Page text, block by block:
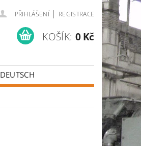
PŘIHLÁŠENÍ | REGISTRACE
KOŠÍK: 0 Kč
DEUTSCH